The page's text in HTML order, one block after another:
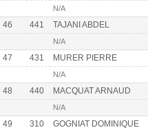
N/A
46 441 TAJANI ABDEL
N/A
47 431 MURER PIERRE
N/A
48 440 MACQUAT ARNAUD
N/A
49 310 GOGNIAT DOMINIQUE